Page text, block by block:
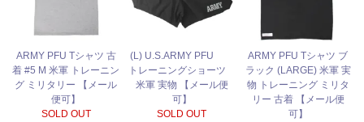
ARMY PFU Tシャツ 古
着 #5 M 米軍 トレーニン
グ ミリタリー 【メール
便可】
SOLD OUT
(L) U.S.ARMY PFU
トレーニングショーツ
米軍 実物 【メール便
可】
SOLD OUT
ARMY PFU Tシャツ ブ
ラック (LARGE) 米軍 実
物 トレーニング ミリタ
リー 古着 【メール便
可】